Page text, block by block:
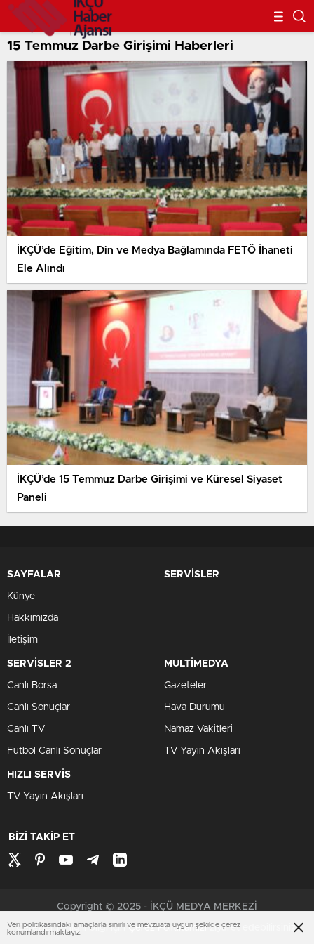
15 Temmuz Darbe Girişimi Haberleri
İKÇÜ’de Eğitim, Din ve Medya Bağlamında FETÖ İhaneti
Ele Alındı
İKÇÜ’de 15 Temmuz Darbe Girişimi ve Küresel Siyaset
Paneli
SAYFALAR
Künye
Hakkımızda
İletişim
SERVİSLER
SERVİSLER 2
Canlı Borsa
Canlı Sonuçlar
Canlı TV
Futbol Canlı Sonuçlar
MULTİMEDYA
Gazeteler
Hava Durumu
Namaz Vakitleri
TV Yayın Akışları
HIZLI SERVİS
TV Yayın Akışları
BİZİ TAKİP ET
Copyright © 2025 - İKÇÜ MEDYA MERKEZİ
Çerezler ile ilgili bilgi içinÇerez Politikamızıziyaret edebilirsiniz.
Veri politikasındaki amaçlarla sınırlı ve mevzuata uygun şekilde çerez
konumlandırmaktayız.